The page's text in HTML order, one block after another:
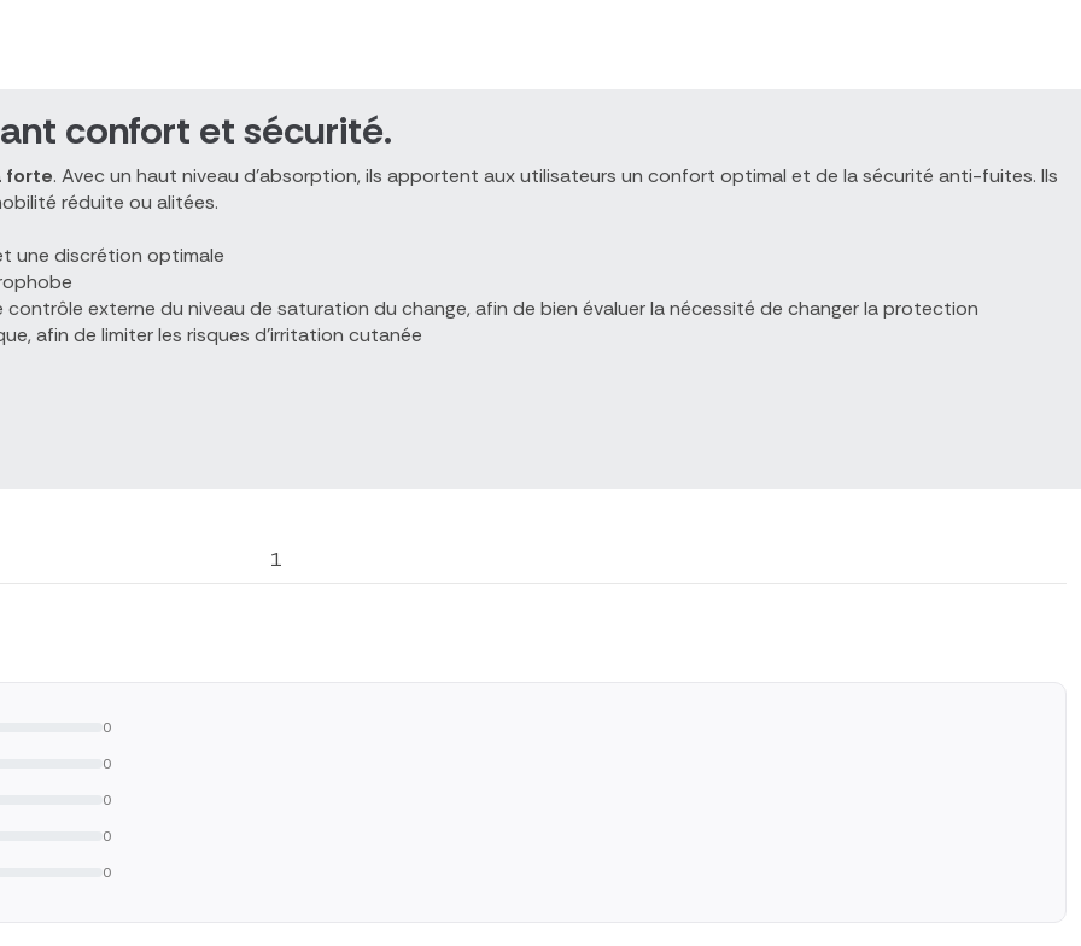
confort et sécurité.
forte. Avec un haut niveau d'absorption, ils apportent aux utilisateurs un confort optimal et de la sécurité anti-fuites. Ils
réduite ou alitées.
une discrétion optimale
externe du niveau de saturation du change, afin de bien évaluer la nécessité de changer la protection
afin de limiter les risques d'irritation cutanée
1
0
0
0
0
0